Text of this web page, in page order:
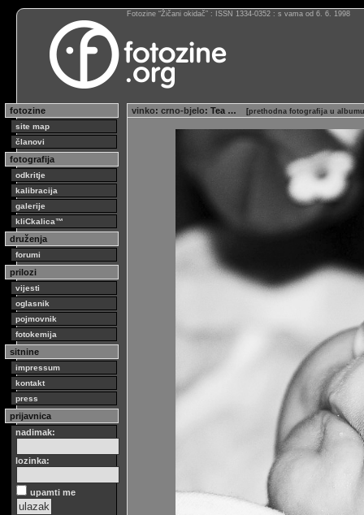
Fotozine “Žičani okidač” : ISSN 1334-0352 : s vama od 6. 6. 1998
fotozine
site map
članovi
fotografija
odkritje
kalibracija
galerije
kliCkalica™
druženja
forumi
prilozi
vijesti
oglasnik
pojmovnik
fotokemija
sitnine
impressum
kontakt
press
prijavnica
nadimak:
lozinka:
upamti me
vinko: crno-bjelo: Tea … [prethodna fotografija u albumu